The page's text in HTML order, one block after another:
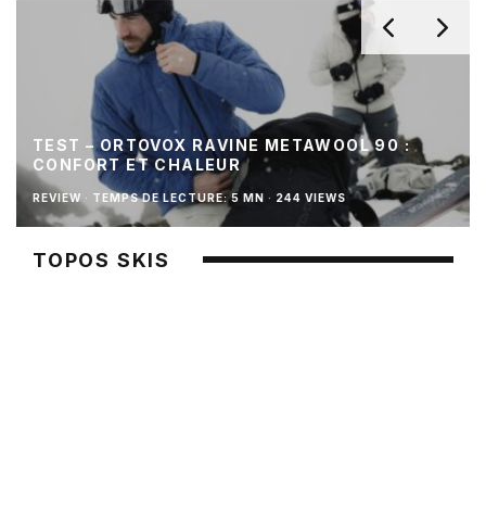
TEST – ORTOVOX RAVINE METAWOOL 90 :
CONFORT ET CHALEUR
REVIEW · TEMPS DE LECTURE: 5 MN · 244 VIEWS
TOPOS SKIS